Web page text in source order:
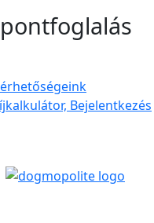
Bejelentkezés